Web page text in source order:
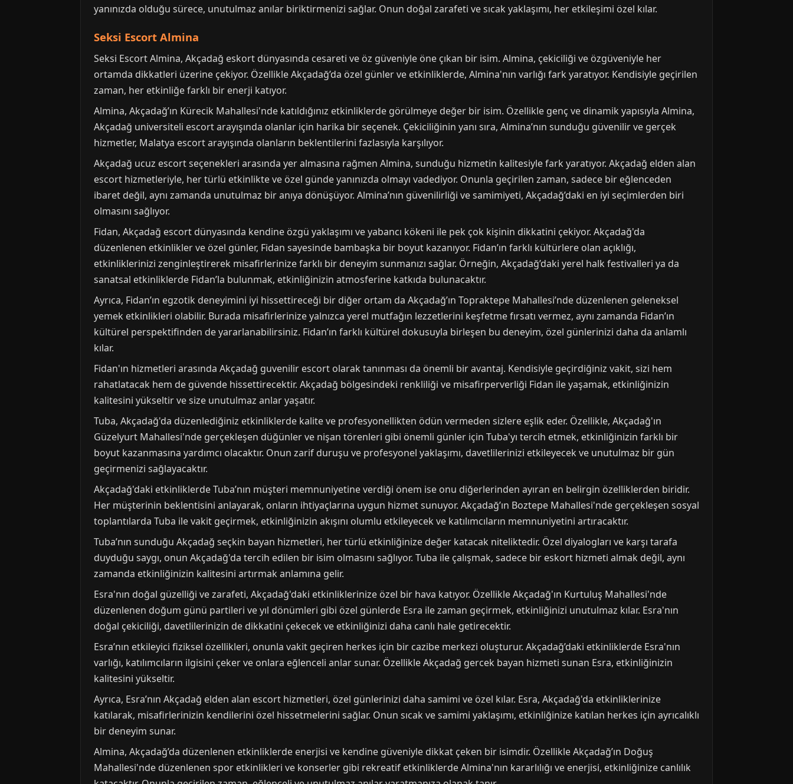
yanınızda olduğu sürece, unutulmaz anılar biriktirmenizi sağlar. Onun doğal zarafeti ve sıcak yaklaşımı, her etkileşimi özel kılar.
Seksi Escort Almina
Seksi Escort Almina, Akçadağ eskort dünyasında cesareti ve öz güveniyle öne çıkan bir isim. Almina, çekiciliği ve özgüveniyle her
ortamda dikkatleri üzerine çekiyor. Özellikle Akçadağ’da özel günler ve etkinliklerde, Almina'nın varlığı fark yaratıyor. Kendisiyle geçirilen
zaman, her etkinliğe farklı bir enerji katıyor.
Almina, Akçadağ’ın Kürecik Mahallesi'nde katıldığınız etkinliklerde görülmeye değer bir isim. Özellikle genç ve dinamik yapısıyla Almina,
Akçadağ universiteli escort arayışında olanlar için harika bir seçenek. Çekiciliğinin yanı sıra, Almina’nın sunduğu güvenilir ve gerçek
hizmetler, Malatya escort arayışında olanların beklentilerini fazlasıyla karşılıyor.
Akçadağ ucuz escort seçenekleri arasında yer almasına rağmen Almina, sunduğu hizmetin kalitesiyle fark yaratıyor. Akçadağ elden alan
escort hizmetleriyle, her türlü etkinlikte ve özel günde yanınızda olmayı vadediyor. Onunla geçirilen zaman, sadece bir eğlenceden
ibaret değil, aynı zamanda unutulmaz bir anıya dönüşüyor. Almina’nın güvenilirliği ve samimiyeti, Akçadağ’daki en iyi seçimlerden biri
olmasını sağlıyor.
Fidan, Akçadağ escort dünyasında kendine özgü yaklaşımı ve yabancı kökeni ile pek çok kişinin dikkatini çekiyor. Akçadağ'da
düzenlenen etkinlikler ve özel günler, Fidan sayesinde bambaşka bir boyut kazanıyor. Fidan’ın farklı kültürlere olan açıklığı,
etkinliklerinizi zenginleştirerek misafirlerinize farklı bir deneyim sunmanızı sağlar. Örneğin, Akçadağ’daki yerel halk festivalleri ya da
sanatsal etkinliklerde Fidan’la bulunmak, etkinliğinizin atmosferine katkıda bulunacaktır.
Ayrıca, Fidan’ın egzotik deneyimini iyi hissettireceği bir diğer ortam da Akçadağ’ın Topraktepe Mahallesi’nde düzenlenen geleneksel
yemek etkinlikleri olabilir. Burada misafirlerinize yalnızca yerel mutfağın lezzetlerini keşfetme fırsatı vermez, aynı zamanda Fidan’ın
kültürel perspektifinden de yararlanabilirsiniz. Fidan’ın farklı kültürel dokusuyla birleşen bu deneyim, özel günlerinizi daha da anlamlı
kılar.
Fidan'ın hizmetleri arasında Akçadağ guvenilir escort olarak tanınması da önemli bir avantaj. Kendisiyle geçirdiğiniz vakit, sizi hem
rahatlatacak hem de güvende hissettirecektir. Akçadağ bölgesindeki renkliliği ve misafirperverliği Fidan ile yaşamak, etkinliğinizin
kalitesini yükseltir ve size unutulmaz anlar yaşatır.
Tuba, Akçadağ'da düzenlediğiniz etkinliklerde kalite ve profesyonellikten ödün vermeden sizlere eşlik eder. Özellikle, Akçadağ'ın
Güzelyurt Mahallesi'nde gerçekleşen düğünler ve nişan törenleri gibi önemli günler için Tuba'yı tercih etmek, etkinliğinizin farklı bir
boyut kazanmasına yardımcı olacaktır. Onun zarif duruşu ve profesyonel yaklaşımı, davetlilerinizi etkileyecek ve unutulmaz bir gün
geçirmenizi sağlayacaktır.
Akçadağ'daki etkinliklerde Tuba’nın müşteri memnuniyetine verdiği önem ise onu diğerlerinden ayıran en belirgin özelliklerden biridir.
Her müşterinin beklentisini anlayarak, onların ihtiyaçlarına uygun hizmet sunuyor. Akçadağ’ın Boztepe Mahallesi'nde gerçekleşen sosyal
toplantılarda Tuba ile vakit geçirmek, etkinliğinizin akışını olumlu etkileyecek ve katılımcıların memnuniyetini artıracaktır.
Tuba’nın sunduğu Akçadağ seçkin bayan hizmetleri, her türlü etkinliğinize değer katacak niteliktedir. Özel diyalogları ve karşı tarafa
duyduğu saygı, onun Akçadağ'da tercih edilen bir isim olmasını sağlıyor. Tuba ile çalışmak, sadece bir eskort hizmeti almak değil, aynı
zamanda etkinliğinizin kalitesini artırmak anlamına gelir.
Esra'nın doğal güzelliği ve zarafeti, Akçadağ'daki etkinliklerinize özel bir hava katıyor. Özellikle Akçadağ'ın Kurtuluş Mahallesi'nde
düzenlenen doğum günü partileri ve yıl dönümleri gibi özel günlerde Esra ile zaman geçirmek, etkinliğinizi unutulmaz kılar. Esra'nın
doğal çekiciliği, davetlilerinizin de dikkatini çekecek ve etkinliğinizi daha canlı hale getirecektir.
Esra’nın etkileyici fiziksel özellikleri, onunla vakit geçiren herkes için bir cazibe merkezi oluşturur. Akçadağ’daki etkinliklerde Esra'nın
varlığı, katılımcıların ilgisini çeker ve onlara eğlenceli anlar sunar. Özellikle Akçadağ gercek bayan hizmeti sunan Esra, etkinliğinizin
kalitesini yükseltir.
Ayrıca, Esra’nın Akçadağ elden alan escort hizmetleri, özel günlerinizi daha samimi ve özel kılar. Esra, Akçadağ'da etkinliklerinize
katılarak, misafirlerinizin kendilerini özel hissetmelerini sağlar. Onun sıcak ve samimi yaklaşımı, etkinliğinize katılan herkes için ayrıcalıklı
bir deneyim sunar.
Almina, Akçadağ’da düzenlenen etkinliklerde enerjisi ve kendine güveniyle dikkat çeken bir isimdir. Özellikle Akçadağ’ın Doğuş
Mahallesi'nde düzenlenen spor etkinlikleri ve konserler gibi rekreatif etkinliklerde Almina'nın kararlılığı ve enerjisi, etkinliğinize canlılık